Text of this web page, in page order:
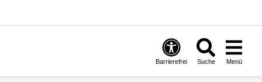
Barrierefrei Suche Menü